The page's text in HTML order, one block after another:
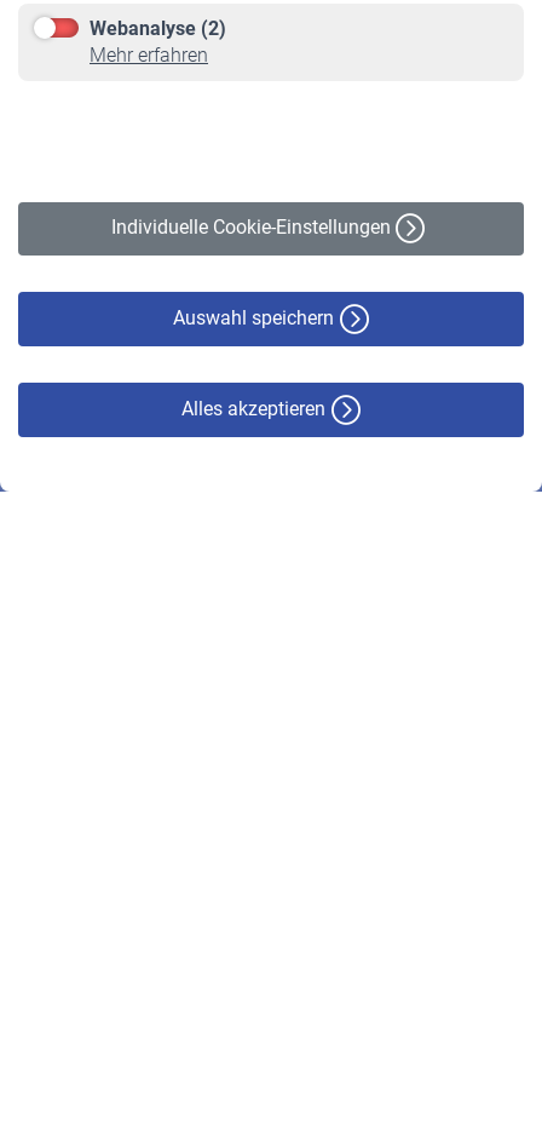
Webanalyse (2)
Mehr erfahren
Individuelle Cookie-Einstellungen
Auswahl speichern
Alles akzeptieren
Online-Rechner
VBLnewsletter
Erklärung zur Barrierefreiheit
© VBL 2026